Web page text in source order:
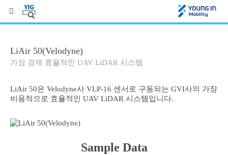
LiAir 50(Velodyne)
가장 경제 효율적인 UAV LiDAR 시스템
LiAir 50은 Velodyne사 VLP-16 센서로 구동되는 GVI사의 가장
비용적으로 효율적인 UAV LiDAR 시스템입니다.
Sample Data